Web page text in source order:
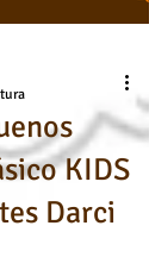
KIDS
Darci